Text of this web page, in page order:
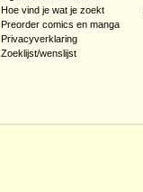
Hoe vind je wat je zoekt
Preorder comics en manga
Privacyverklaring
Zoeklijst/wenslijst